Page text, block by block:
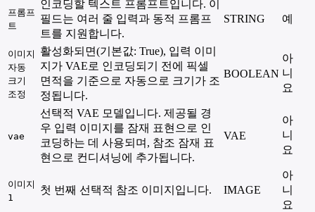
프롬프
트
인코딩할 텍스트 프롬프트입니다. 이
필드는 여러 줄 입력과 동적 프롬프
트를 지원합니다.
STRING 예
이미지
자동
크기
조정
활성화되면(기본값: True), 입력 이미
지가 VAE로 인코딩되기 전에 픽셀
면적을 기준으로 자동으로 크기가 조
정됩니다.
BOOLEAN
아
니
요
vae
선택적 VAE 모델입니다. 제공될 경
우 입력 이미지를 잠재 표현으로 인
코딩하는 데 사용되며, 참조 잠재 표
현으로 컨디셔닝에 추가됩니다.
VAE
아
니
요
이미지
1
첫 번째 선택적 참조 이미지입니다. IMAGE
아
니
요